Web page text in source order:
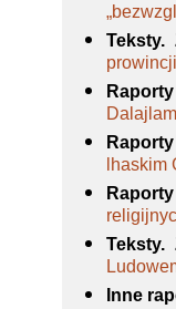
Teksty.
lhaskim
Teksty.
Inne